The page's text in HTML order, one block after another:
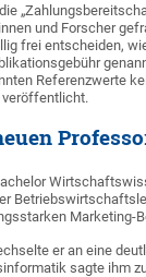
und Forscher
frei entscheiden,
Referenzwerte
veröffentlicht.
Marketing-
er an eine
sagte ihm